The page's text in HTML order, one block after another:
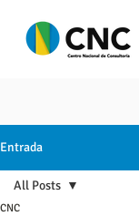
Entrada
All Posts
CNC